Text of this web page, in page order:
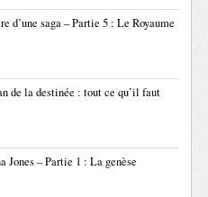
d’une saga – Partie 5 : Le Royaume
de la destinée : tout ce qu’il faut
Jones – Partie 1 : La genèse